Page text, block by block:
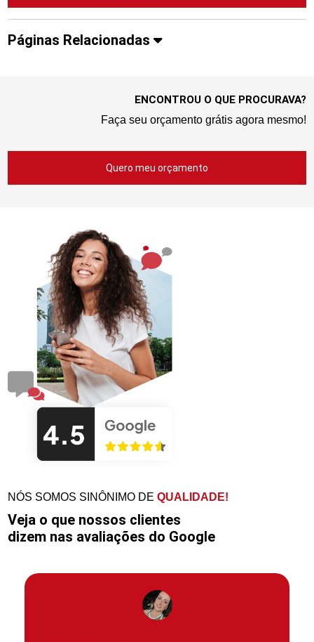
Páginas Relacionadas
ENCONTROU O QUE PROCURAVA?
Faça seu orçamento grátis agora mesmo!
Quero meu orçamento
NÓS SOMOS SINÔNIMO DEQUALIDADE!
Veja o que nossos clientes
dizem nas avaliações do Google